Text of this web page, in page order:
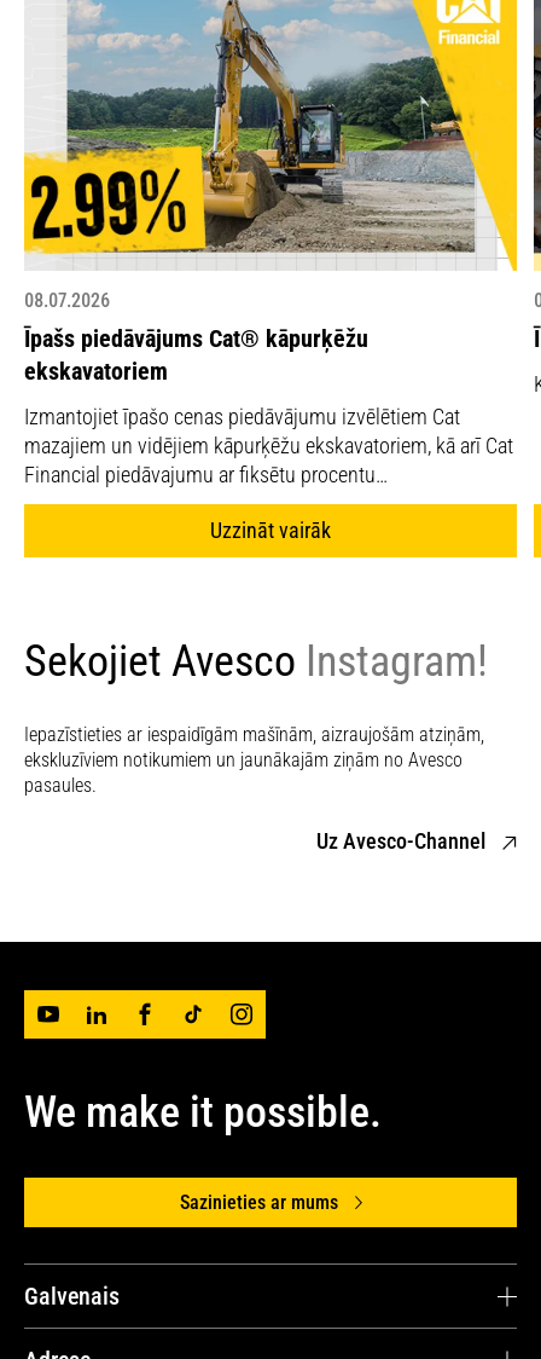
08.07.2026
Īpašs piedāvājums Cat® kāpurķēžu
ekskavatoriem
Izmantojiet īpašo cenas piedāvājumu izvēlētiem Cat
mazajiem un vidējiem kāpurķēžu ekskavatoriem, kā arī Cat
Financial piedāvajumu ar fiksētu procentu…
Uzzināt vairāk
Sekojiet Avesco Instagram!
Iepazīstieties ar iespaidīgām mašīnām, aizraujošām atziņām,
ekskluzīviem notikumiem un jaunākajām ziņām no Avesco
pasaules.
Uz Avesco-Channel
We make it possible.
Sazinieties ar mums
Galvenais